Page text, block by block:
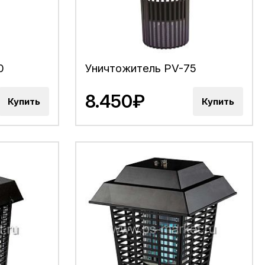
Купить
Уничтожитель PV-75
8.450₽ Купить